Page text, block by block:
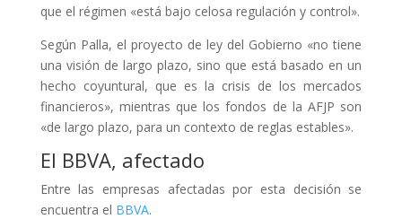
que el régimen «está bajo celosa regulación y control».
Según Palla, el proyecto de ley del Gobierno «no tiene
una visión de largo plazo, sino que está basado en un
hecho coyuntural, que es la crisis de los mercados
financieros», mientras que los fondos de la AFJP son
«de largo plazo, para un contexto de reglas estables».
El BBVA, afectado
Entre las empresas afectadas por esta decisión se
encuentra el BBVA.